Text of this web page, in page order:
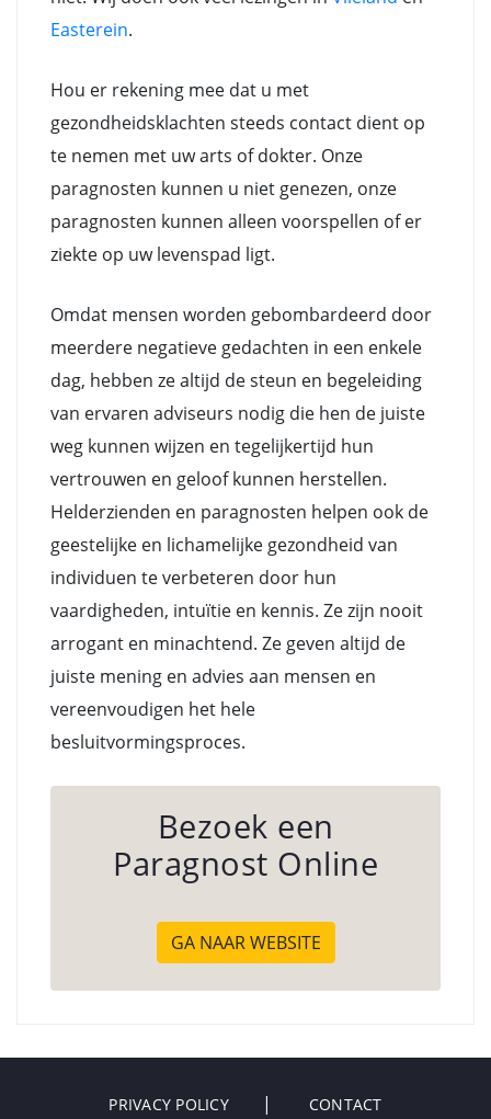
Easterein.
Hou er rekening mee dat u met
gezondheidsklachten steeds contact dient op
te nemen met uw arts of dokter. Onze
paragnosten kunnen u niet genezen, onze
paragnosten kunnen alleen voorspellen of er
ziekte op uw levenspad ligt.
Omdat mensen worden gebombardeerd door
meerdere negatieve gedachten in een enkele
dag, hebben ze altijd de steun en begeleiding
van ervaren adviseurs nodig die hen de juiste
weg kunnen wijzen en tegelijkertijd hun
vertrouwen en geloof kunnen herstellen.
Helderzienden en paragnosten helpen ook de
geestelijke en lichamelijke gezondheid van
individuen te verbeteren door hun
vaardigheden, intuïtie en kennis. Ze zijn nooit
arrogant en minachtend. Ze geven altijd de
juiste mening en advies aan mensen en
vereenvoudigen het hele
besluitvormingsproces.
Bezoek een
Paragnost Online
GA NAAR WEBSITE
PRIVACY POLICY CONTACT